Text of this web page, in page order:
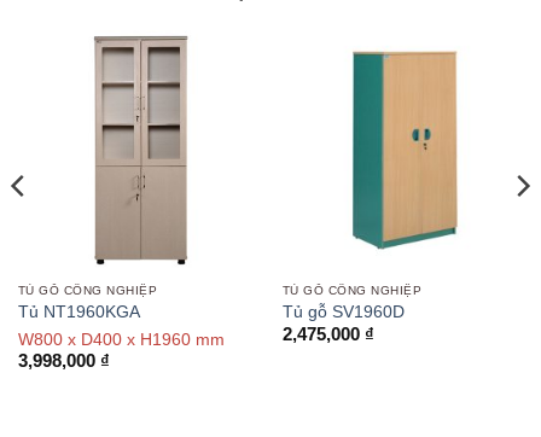
TỦ GỖ CÔNG NGHIỆP
Tủ NT1960KGA
W800 x D400 x H1960 mm
3,998,000 ₫
TỦ GỖ CÔNG NGHIỆP
Tủ gỗ SV1960D
2,475,000 ₫